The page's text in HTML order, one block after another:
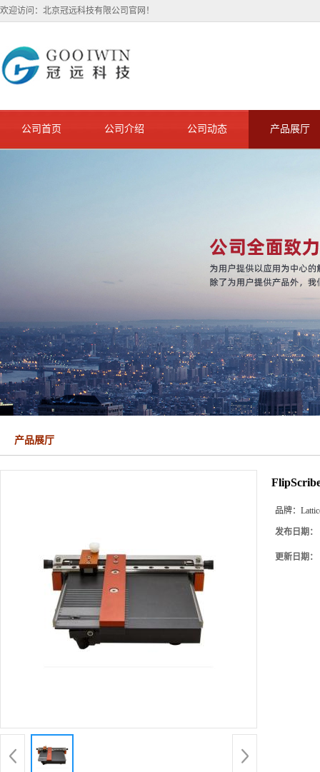
欢迎访问：北京冠远科技有限公司官网！
公司首页 公司介绍 公司动态 产品展厅
产品展厅
品牌：
发布日期：
更新日期：